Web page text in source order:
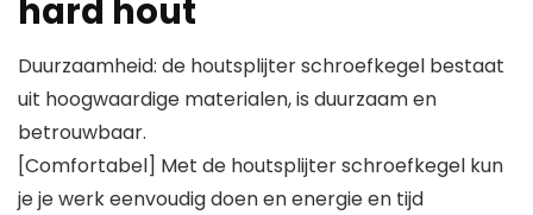
hard hout
Duurzaamheid: de houtsplijter schroefkegel bestaat
uit hoogwaardige materialen, is duurzaam en
betrouwbaar.
[Comfortabel] Met de houtsplijter schroefkegel kun
je je werk eenvoudig doen en energie en tijd